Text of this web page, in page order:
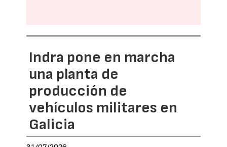
Indra pone en marcha
una planta de
producción de
vehículos militares en
Galicia